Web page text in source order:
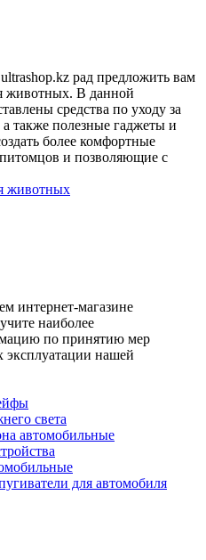
рад предложить вам
животных. В данной
средства по уходу за
также полезные гаджеты и
более комфортные
и позволяющие с
животных
интернет-магазине
наиболее
по принятию мер
эксплуатации нашей
света
автомобильные
для автомобиля